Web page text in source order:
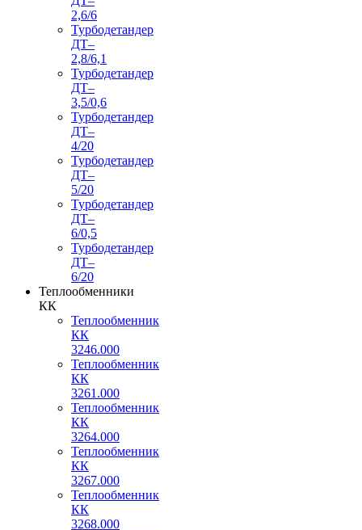
2,6/6
Турбодетандер
ДТ–
2,8/6,1
Турбодетандер
ДТ–
3,5/0,6
Турбодетандер
ДТ–
4/20
Турбодетандер
ДТ–
5/20
Турбодетандер
ДТ–
6/0,5
Турбодетандер
ДТ–
6/20
Теплообменники
КК
Теплообменник
КК
3246.000
Теплообменник
КК
3261.000
Теплообменник
КК
3264.000
Теплообменник
КК
3267.000
Теплообменник
КК
3268.000